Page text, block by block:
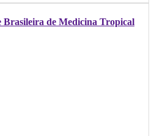
Brasileira de Medicina Tropical